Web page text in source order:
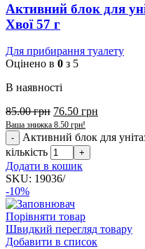
Активний блок для
Хвої 57 г
Для прибирання туалету
Оцінено в 0 з 5
В наявності
85.00грн 76.50 грн
Ваша знижка 8.50 грн!
Активний блок для
кількість
Додати в кошик
SKU: 19036/
-10%
Порівняти товар
Швидкий перегляд товару
Добавити в список